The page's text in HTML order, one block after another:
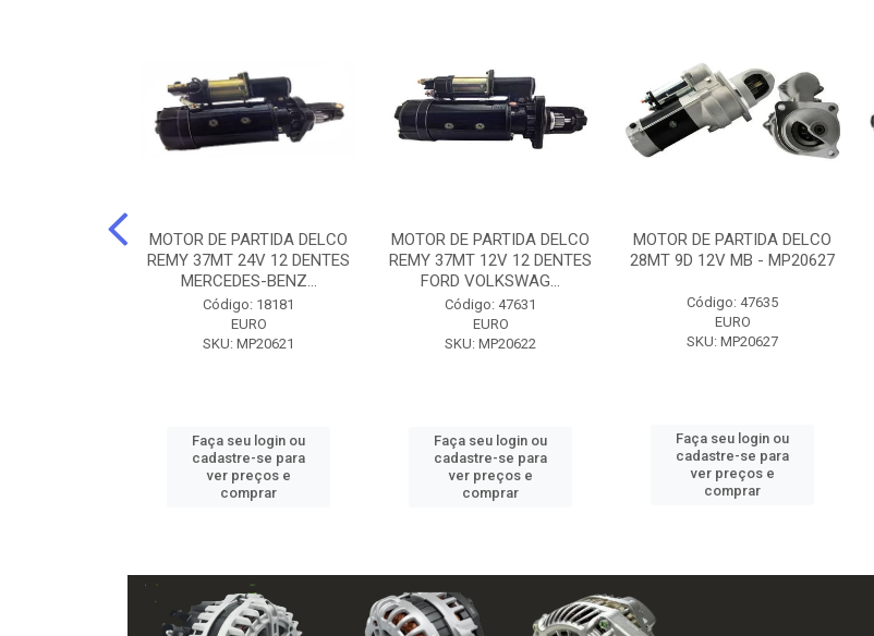
MOTOR DE PARTIDA DELCO
REMY 37MT 24V 12 DENTES
MERCEDES-BENZ...
Código: 18181
EURO
SKU: MP20621
Faça seu login ou
cadastre-se para
ver preços e
comprar
MOTOR DE PARTIDA DELCO
REMY 37MT 12V 12 DENTES
FORD VOLKSWAG...
Código: 47631
EURO
SKU: MP20622
Faça seu login ou
cadastre-se para
ver preços e
comprar
MOTOR DE PARTIDA DELCO
28MT 9D 12V MB - MP20627
Código: 47635
EURO
SKU: MP20627
Faça seu login ou
cadastre-se para
ver preços e
comprar